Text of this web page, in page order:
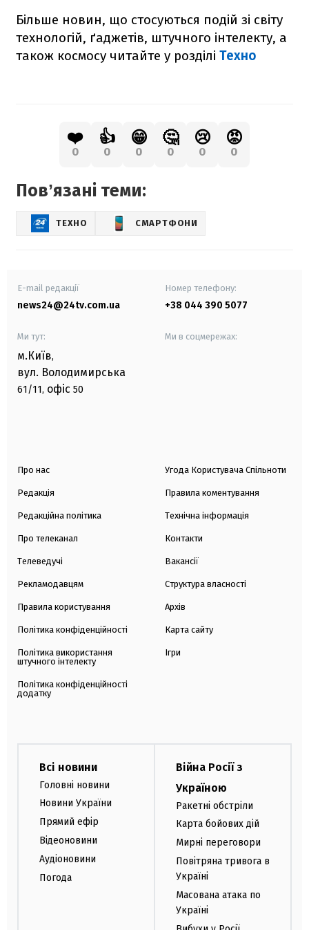
Більше новин, що стосуються подій зі світу
технологій, ґаджетів, штучного інтелекту, а
також космосу читайте у розділі Техно
❤️
0
👍
0
😁
0
🤔
0
😢
0
😡
0
Повʼязані теми:
ТЕХНО СМАРТФОНИ
E-mail редакції
news24@24tv.com.ua
Номер телефону:
+38 044 390 5077
Ми тут:
м.Київ,
вул. Володимирська
61/11, офіс 50
Ми в соцмережах:
Про нас
Редакція
Редакційна політика
Про телеканал
Телеведучі
Рекламодавцям
Правила користування
Політика конфіденційності
Політика використання
штучного інтелекту
Політика конфіденційності
додатку
Угода Користувача Спільноти
Правила коментування
Технічна інформація
Контакти
Вакансії
Структура власності
Архів
Карта сайту
Ігри
Всі новини
Головні новини
Новини України
Прямий ефір
Відеоновини
Аудіоновини
Погода
Війна Росії з
Україною
Ракетні обстріли
Карта бойових дій
Мирні переговори
Повітряна тривога в
Україні
Масована атака по
Україні